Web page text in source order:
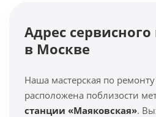
Адрес
в Москве
Наша мастерская по
расположена поблизости
станции «Маяковская».